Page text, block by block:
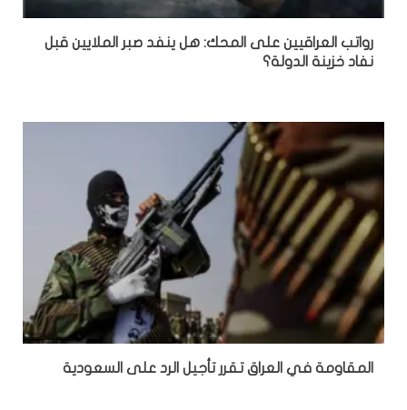
رواتب العراقيين على المحك: هل ينفد صبر الملايين قبل
نفاد خزينة الدولة؟
المقاومة في العراق تقرر تأجيل الرد على السعودية